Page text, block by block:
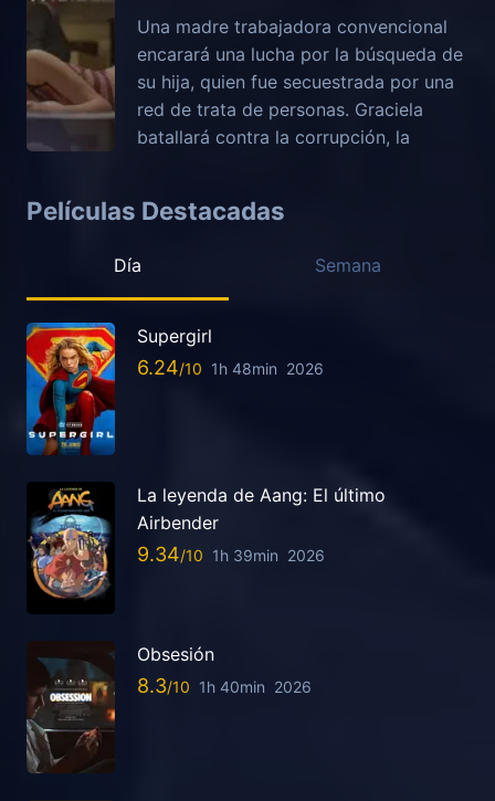
Una madre trabajadora convencional
encarará una lucha por la búsqueda de
su hija, quien fue secuestrada por una
red de trata de personas. Graciela
batallará contra la corrupción, la
Películas Destacadas
Día Semana
Supergirl
6.24 1h 48min 2026
La leyenda de Aang: El último
Airbender
9.34 1h 39min 2026
Obsesión
8.3 1h 40min 2026